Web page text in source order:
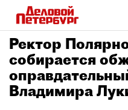
Ректор
собирается
Владимира